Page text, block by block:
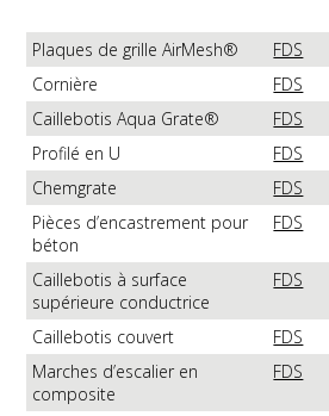
Plaques de grille AirMesh®
FDS
Cornière
FDS
Caillebotis Aqua Grate®
FDS
Profilé en U
FDS
Chemgrate
FDS
Pièces d’encastrement pour
béton
FDS
Caillebotis à surface
supérieure conductrice
FDS
Caillebotis couvert
FDS
Marches d’escalier en
composite
FDS